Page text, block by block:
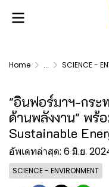
Home ... SCIENCE -
"อินฟอร์มาฯ-กระ
ด้านพลังงาน" พร้
Sustainable
อัพเดทล่าสุด: 6 มิ.ย.
SCIENCE - ENVIRONMENT